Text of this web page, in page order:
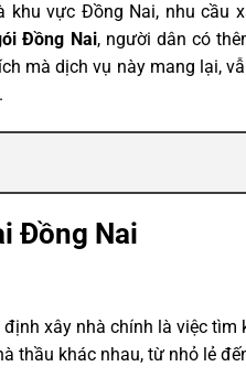
khu vực Đồng Nai, nhu cầu
Đồng Nai, người dân có
mà dịch vụ này mang lại,
Đồng Nai
xây nhà chính là việc tìm
thầu khác nhau, từ nhỏ lẻ